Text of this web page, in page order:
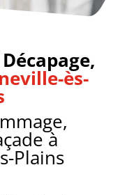
sablage, décapage
ès-
à
Plains